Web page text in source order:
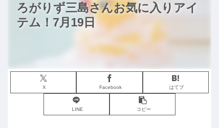
ろがりず三島さんお気に入りアイ
テム！7月19日
X Facebook はてブ
LINE コピー